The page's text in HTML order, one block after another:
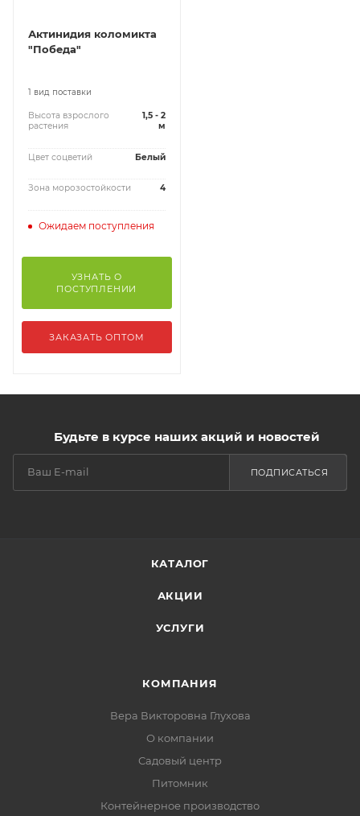
Актинидия коломикта
"Победа"
1 вид поставки
Высота взрослого
растения
1,5 - 2
м
Цвет соцветий Белый
Зона морозостойкости 4
Ожидаем поступления
УЗНАТЬ О
ПОСТУПЛЕНИИ
ЗАКАЗАТЬ ОПТОМ
Будьте в курсе наших акций и новостей
ПОДПИСАТЬСЯ
КАТАЛОГ
АКЦИИ
УСЛУГИ
КОМПАНИЯ
Вера Викторовна Глухова
О компании
Садовый центр
Питомник
Контейнерное производство